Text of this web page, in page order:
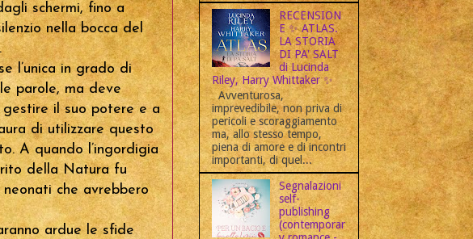
schermi, fino a
nella bocca del
l’unica in grado di
parole, ma deve
gestire il suo potere e a
di utilizzare questo
A quando l’ingordigia
della Natura fu
che avrebbero
ardue le sfide
RECENSION
E ✨ ATLAS.
LA STORIA
DI PA' SALT
di Lucinda
Riley, Harry Whittaker ✨
Avventurosa,
imprevedibile, non priva di
pericoli e scoraggiamento
ma, allo stesso tempo,
piena di amore e di incontri
importanti, di quel...
Segnalazioni
self-
publishing
(contemporar